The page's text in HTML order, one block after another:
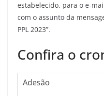
estabelecido, para o e-
com o assunto da
PPL 2023”.
Confira o